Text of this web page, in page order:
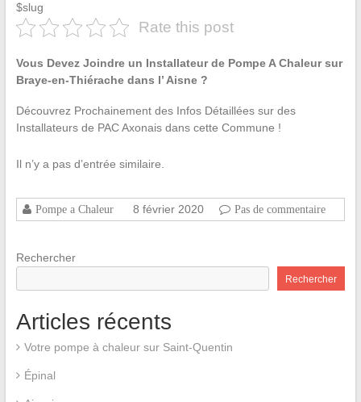
$slug
Rate this post
Vous Devez Joindre un Installateur de Pompe A Chaleur sur
Braye-en-Thiérache dans l’ Aisne ?
Découvrez Prochainement des Infos Détaillées sur des
Installateurs de PAC Axonais dans cette Commune !
Il n’y a pas d’entrée similaire.
Pompe a Chaleur 8 février 2020 Pas de commentaire
Rechercher
Rechercher
Articles récents
Votre pompe à chaleur sur Saint-Quentin
Épinal